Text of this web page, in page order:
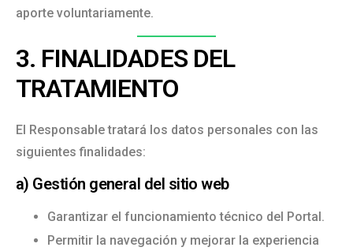
aporte voluntariamente.
3. FINALIDADES DEL
TRATAMIENTO
El Responsable tratará los datos personales con las
siguientes finalidades:
a) Gestión general del sitio web
Garantizar el funcionamiento técnico del Portal.
Permitir la navegación y mejorar la experiencia